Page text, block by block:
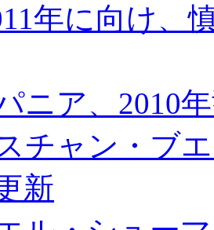
年に向け、
ニア、2010
チャン・ブ
新